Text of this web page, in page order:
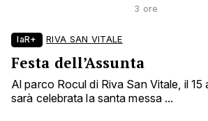
3 ore
laR+ RIVA SAN VITALE
Festa dell’Assunta
Al parco Rocul di Riva San Vitale, il 15
sarà celebrata la santa messa ...